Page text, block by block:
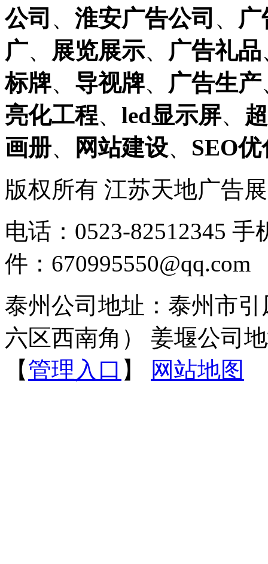
公司 、 淮安广告公司 、 广
广、 展览展示、 广告礼品
标牌、 导视牌、 广告生产
亮化工程、 led显示屏、
画册、 网站建设、 SEO优
版权所有 江苏天地广告
电话：0523-82512345
件：670995550@qq.com
泰州公司地址：泰州市
六区西南角） 姜堰公司
【管理入口 】 网站地图